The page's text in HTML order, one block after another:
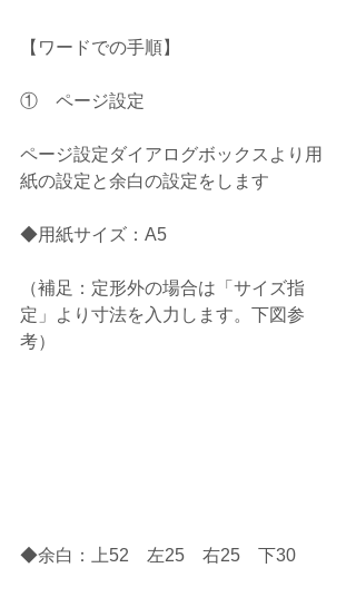
【ワードでの手順】
①　ページ設定
ページ設定ダイアログボックスより用
紙の設定と余白の設定をします
◆用紙サイズ：A5
（補足：定形外の場合は「サイズ指
定」より寸法を入力します。下図参
考）
◆余白：上52　左25　右25　下30